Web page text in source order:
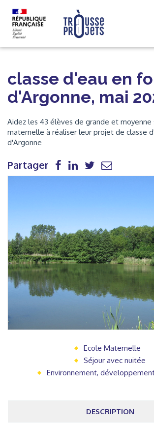
classe d'eau en
d'Argonne, mai
Aidez les 43 élèves de grande et moyenne
maternelle à réaliser leur projet de classe
d'Argonne
Partager
Ecole Maternelle
Séjour avec nuitée
Environnement,
DESCRIPTION